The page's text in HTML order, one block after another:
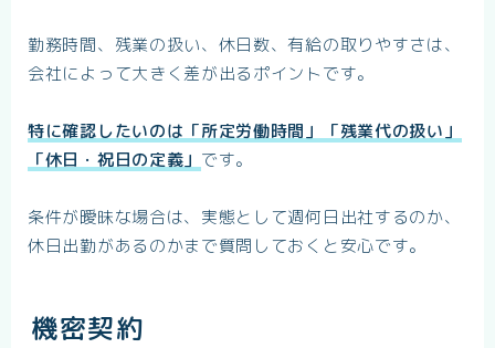
勤務時間、残業の扱い、休日数、有給の取りやすさは、
会社によって大きく差が出るポイントです。
特に確認したいのは「所定労働時間」「残業代の扱い」
「休日・祝日の定義」 です。
条件が曖昧な場合は、実態として週何日出社するのか、
休日出勤があるのかまで質問しておくと安心です。
機密契約